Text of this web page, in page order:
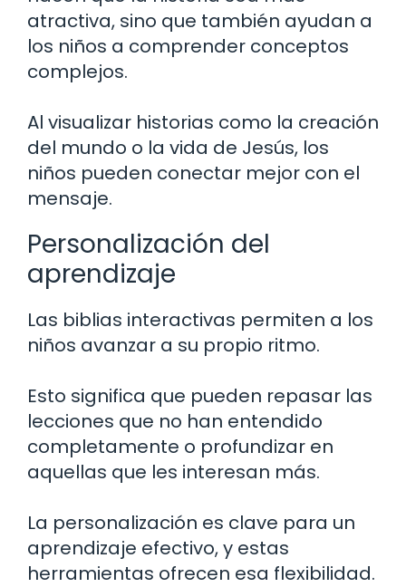
atractiva, sino que también ayudan a
los niños a comprender conceptos
complejos.
Al visualizar historias como la creación
del mundo o la vida de Jesús, los
niños pueden conectar mejor con el
mensaje.
Personalización del
aprendizaje
Las biblias interactivas permiten a los
niños avanzar a su propio ritmo.
Esto significa que pueden repasar las
lecciones que no han entendido
completamente o profundizar en
aquellas que les interesan más.
La personalización es clave para un
aprendizaje efectivo, y estas
herramientas ofrecen esa flexibilidad.